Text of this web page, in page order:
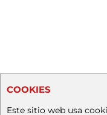
COOKIES
Este sitio web usa